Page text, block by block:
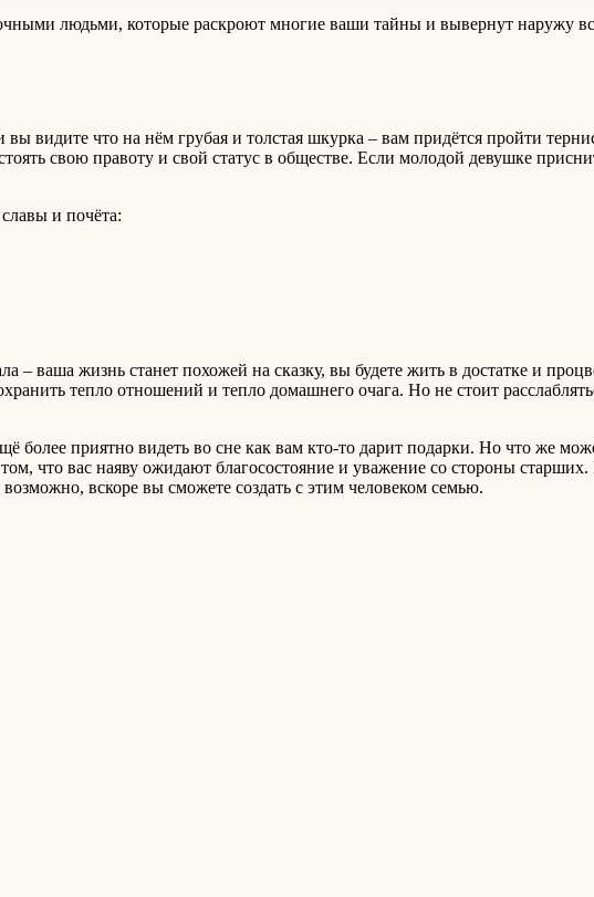
людьми, которые раскроют многие ваши тайны и вывернут наружу
вы видите что на нём грубая и толстая шкурка – вам придётся пройти
свою правоту и свой статус в обществе. Если молодой девушке
и почёта:
– ваша жизнь станет похожей на сказку, вы будете жить в достатке и
тепло отношений и тепло домашнего очага. Но не стоит
приятно видеть во сне как вам кто-то дарит подарки. Но что же
что вас наяву ожидают благосостояние и уважение со стороны
вскоре вы сможете создать с этим человеком семью.